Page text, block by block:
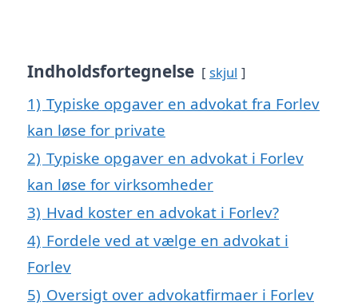
Indholdsfortegnelse skjul
1) Typiske opgaver en advokat fra Forlev
kan løse for private
2) Typiske opgaver en advokat i Forlev
kan løse for virksomheder
3) Hvad koster en advokat i Forlev?
4) Fordele ved at vælge en advokat i
Forlev
5) Oversigt over advokatfirmaer i Forlev